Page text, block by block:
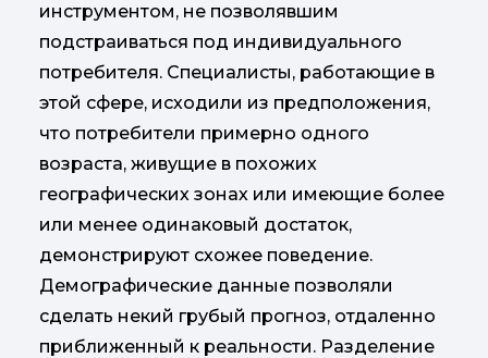
инструментом, не позволявшим
подстраиваться под индивидуального
потребителя. Специалисты, работающие в
этой сфере, исходили из предположения,
что потребители примерно одного
возраста, живущие в похожих
географических зонах или имеющие более
или менее одинаковый достаток,
демонстрируют схожее поведение.
Демографические данные позволяли
сделать некий грубый прогноз, отдаленно
приближенный к реальности. Разделение